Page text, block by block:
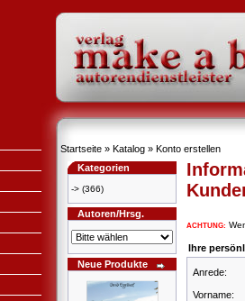
Startseite » Katalog » Konto erstellen
Kategorien
-> (366)
Autoren/Hrsg.
Neue Produkte
ACHTUNG:
Ihre
Anrede:
Vorname: